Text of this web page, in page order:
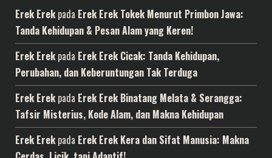
Erek Erekpada Erek Erek Tokek Menurut Primbon Jawa:
Tanda Kehidupan & Pesan Alam yang Keren!
Erek Erekpada Erek Erek Cicak: Tanda Kehidupan,
Perubahan, dan Keberuntungan Tak Terduga
Erek Erekpada Erek Erek Binatang Melata & Serangga:
Tafsir Misterius, Kode Alam, dan Makna Kehidupan
Erek Erekpada Erek Erek Kera dan Sifat Manusia: Makna